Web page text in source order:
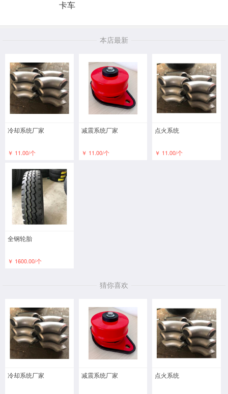
卡车
本店最新
冷却系统厂家
￥ 11.00/个
减震系统厂家
￥ 11.00/个
点火系统
￥ 11.00/个
全钢轮胎
￥ 1600.00/个
猜你喜欢
冷却系统厂家 减震系统厂家 点火系统